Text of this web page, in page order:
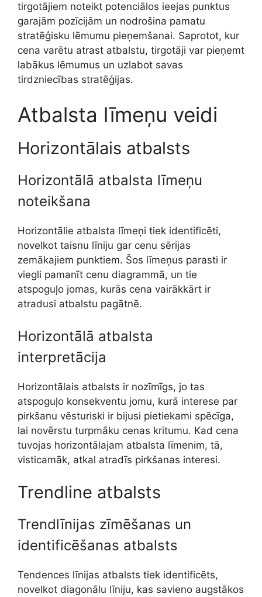
tirgotājiem noteikt potenciālos ieejas punktus
garajām pozīcijām un nodrošina pamatu
stratēģisku lēmumu pieņemšanai. Saprotot, kur
cena varētu atrast atbalstu, tirgotāji var pieņemt
labākus lēmumus un uzlabot savas
tirdzniecības stratēģijas.
Atbalsta līmeņu veidi
Horizontālais atbalsts
Horizontālā atbalsta līmeņu
noteikšana
Horizontālie atbalsta līmeņi tiek identificēti,
novelkot taisnu līniju gar cenu sērijas
zemākajiem punktiem. Šos līmeņus parasti ir
viegli pamanīt cenu diagrammā, un tie
atspoguļo jomas, kurās cena vairākkārt ir
atradusi atbalstu pagātnē.
Horizontālā atbalsta
interpretācija
Horizontālais atbalsts ir nozīmīgs, jo tas
atspoguļo konsekventu jomu, kurā interese par
pirkšanu vēsturiski ir bijusi pietiekami spēcīga,
lai novērstu turpmāku cenas kritumu. Kad cena
tuvojas horizontālajam atbalsta līmenim, tā,
visticamāk, atkal atradīs pirkšanas interesi.
Trendline atbalsts
Trendlīnijas zīmēšanas un
identificēšanas atbalsts
Tendences līnijas atbalsts tiek identificēts,
novelkot diagonālu līniju, kas savieno augstākos